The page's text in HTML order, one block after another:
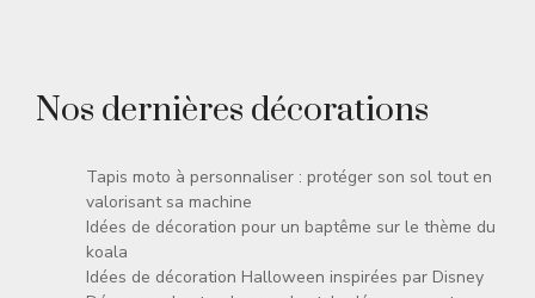
Nos dernières décorations
Tapis moto à personnaliser : protéger son sol tout en
valorisant sa machine
Idées de décoration pour un baptême sur le thème du
koala
Idées de décoration Halloween inspirées par Disney